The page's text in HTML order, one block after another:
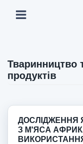
Тваринництво
продуктів
ДОСЛІДЖЕННЯ
З М'ЯСА